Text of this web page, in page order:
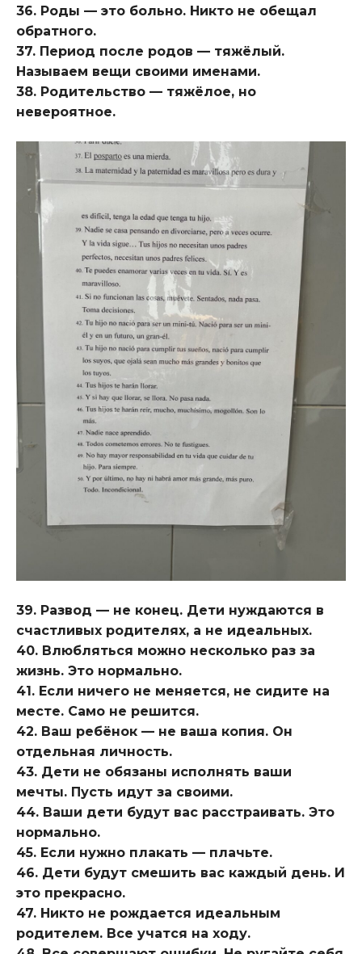
36. Роды — это больно. Никто не обещал
обратного.
37. Период после родов — тяжёлый.
Называем вещи своими именами.
38. Родительство — тяжёлое, но
невероятное.
39. Развод — не конец. Дети нуждаются в
счастливых родителях, а не идеальных.
40. Влюбляться можно несколько раз за
жизнь. Это нормально.
41. Если ничего не меняется, не сидите на
месте. Само не решится.
42. Ваш ребёнок — не ваша копия. Он
отдельная личность.
43. Дети не обязаны исполнять ваши
мечты. Пусть идут за своими.
44. Ваши дети будут вас расстраивать. Это
нормально.
45. Если нужно плакать — плачьте.
46. Дети будут смешить вас каждый день. И
это прекрасно.
47. Никто не рождается идеальным
родителем. Все учатся на ходу.